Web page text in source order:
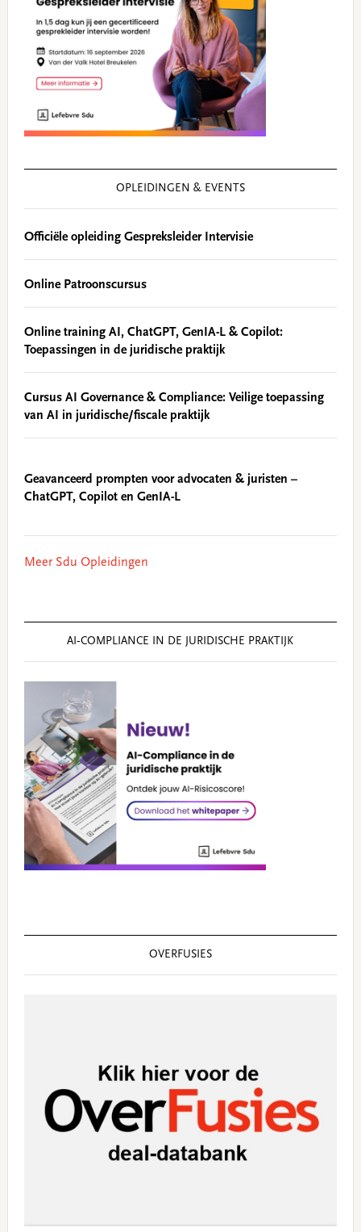
OPLEIDINGEN & EVENTS
Officiële opleiding Gespreksleider Intervisie
Online Patroonscursus
Online training AI, ChatGPT, GenIA-L & Copilot:
Toepassingen in de juridische praktijk
Cursus AI Governance & Compliance: Veilige toepassing
van AI in juridische/fiscale praktijk
Geavanceerd prompten voor advocaten & juristen –
ChatGPT, Copilot en GenIA-L
Meer Sdu Opleidingen
AI‑COMPLIANCE IN DE JURIDISCHE PRAKTIJK
OVERFUSIES